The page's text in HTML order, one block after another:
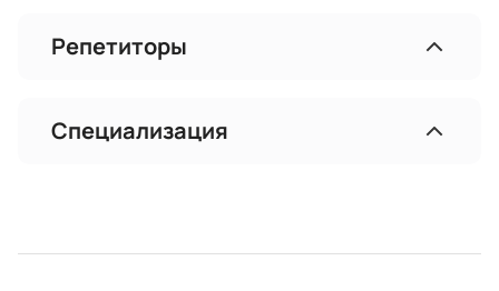
Репетиторы
Специализация